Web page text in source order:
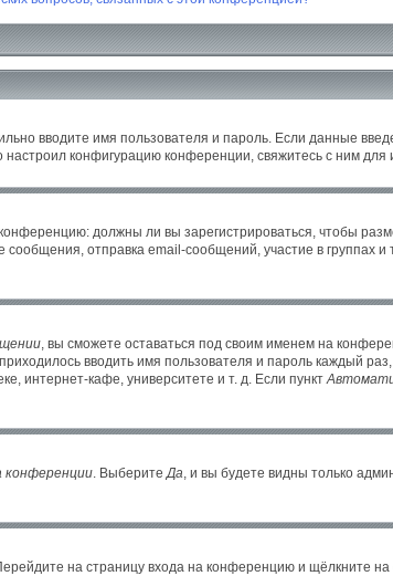
вводите имя пользователя и пароль. Если данные
конфигурацию конференции, свяжитесь с ним для
должны ли вы зарегистрироваться, чтобы
отправка email-сообщений, участие в группах и
, вы сможете оставаться под своим именем на
вводить имя пользователя и пароль каждый
интернет-кафе, университете и т. д. Если пункт
конференции. ВыберитеДа, и вы будете видны только
на страницу входа на конференцию и щёлкните на